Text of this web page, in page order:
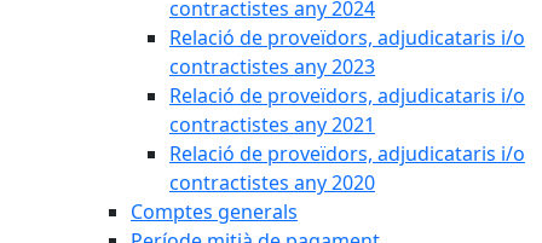
contractistes any 2024
Relació de proveïdors, adjudicataris i/o
contractistes any 2023
Relació de proveïdors, adjudicataris i/o
contractistes any 2021
Relació de proveïdors, adjudicataris i/o
contractistes any 2020
Comptes generals